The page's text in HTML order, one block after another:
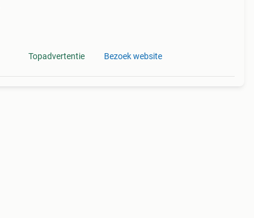
Topadvertentie Bezoek website